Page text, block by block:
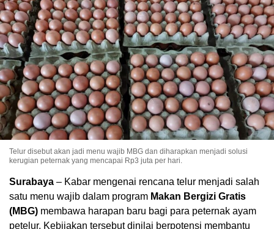
Telur disebut akan jadi menu wajib MBG dan diharapkan menjadi solusi
kerugian peternak yang mencapai Rp3 juta per hari.
Surabaya – Kabar mengenai rencana telur menjadi salah
satu menu wajib dalam program Makan Bergizi Gratis
(MBG) membawa harapan baru bagi para peternak ayam
petelur. Kebijakan tersebut dinilai berpotensi membantu